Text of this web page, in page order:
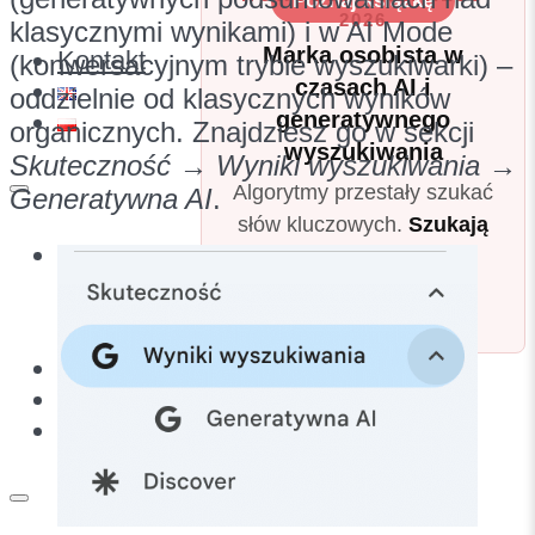
Kontakt
Menu
2026
Marka osobista w
czasach AI i
generatywnego
wyszukiwania
Algorytmy przestały szukać
słów kluczowych. Szukają
Ciebie.
Kontakt
klasycznymi wynikami) i w AI Mode
(konwersacyjnym trybie wyszukiwarki) –
oddzielnie od klasycznych wyników
organicznych. Znajdziesz go w sekcji
Skuteczność → Wyniki wyszukiwania →
Generatywna AI.